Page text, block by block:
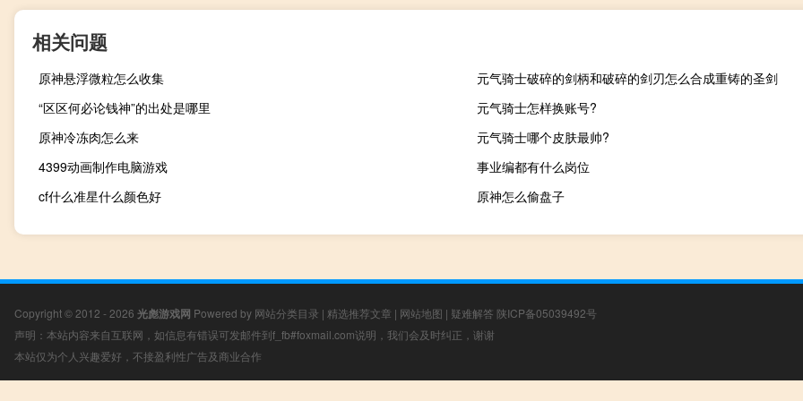
相关问题
原神悬浮微粒怎么收集
元气骑士破碎的剑柄和破碎的剑刃怎么合成重铸的圣剑
“区区何必论钱神”的出处是哪里
元气骑士怎样换账号?
原神冷冻肉怎么来
元气骑士哪个皮肤最帅?
4399动画制作电脑游戏
事业编都有什么岗位
cf什么准星什么颜色好
原神怎么偷盘子
Copyright © 2012 - 2026 光彪游戏网 Powered by 网站分类目录 | 精选推荐文章 | 网站地图 | 疑难解答 陕ICP备05039492号
声明：本站内容来自互联网，如信息有错误可发邮件到f_fb#foxmail.com说明，我们会及时纠正，谢谢
本站仅为个人兴趣爱好，不接盈利性广告及商业合作